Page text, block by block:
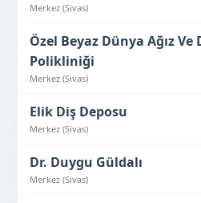
Merkez (Sivas)
Özel Beyaz Dünya Ağız Ve
Polikliniği
Merkez (Sivas)
Elik Diş Deposu
Merkez (Sivas)
Dr. Duygu Güldalı
Merkez (Sivas)